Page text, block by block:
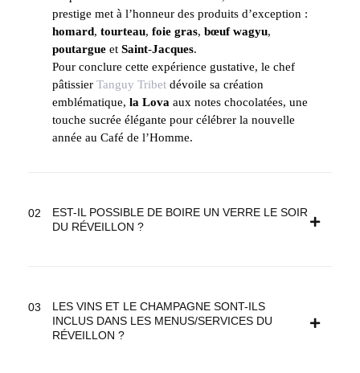
prestige met à l’honneur des produits d’exception :
homard, tourteau, foie gras, bœuf wagyu,
poutargue et Saint-Jacques.
Pour conclure cette expérience gustative, le chef
pâtissier Tanguy Tribet dévoile sa création
emblématique, la Lova aux notes chocolatées, une
touche sucrée élégante pour célébrer la nouvelle
année au Café de l’Homme.
EST-IL POSSIBLE DE BOIRE UN VERRE LE SOIR
DU RÉVEILLON ?
LES VINS ET LE CHAMPAGNE SONT-ILS
INCLUS DANS LES MENUS/SERVICES DU
RÉVEILLON ?